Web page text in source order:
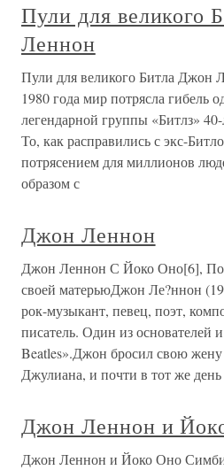
Пули для великого
Леннон
Пули для великого Битла Джон
1980 года мир потрясла гибель
легендарной группы «Битлз»
То, как расправились с экс-
потрясением для миллионов
образом с
Джон Леннон
Джон Леннон С Йоко Оно[6],
своей матерьюДжон Ле?ннон
рок-музыкант, певец, поэт,
писатель. Один из основателей
Beatles».Джон бросил свою
Джулиана, и почти в тот же
Джон Леннон и
Джон Леннон и Йоко Оно